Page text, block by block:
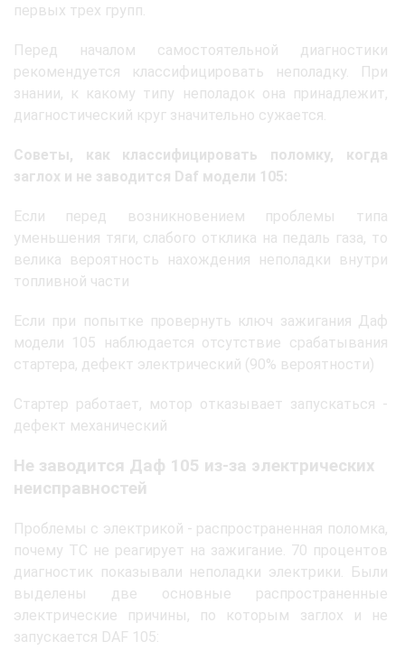
первых трех групп.
Перед началом самостоятельной диагностики
рекомендуется классифицировать неполадку. При
знании, к какому типу неполадок она принадлежит,
диагностический круг значительно сужается.
Советы, как классифицировать поломку, когда
заглох и не заводится Daf модели 105:
Если перед возникновением проблемы типа
уменьшения тяги, слабого отклика на педаль газа, то
велика вероятность нахождения неполадки внутри
топливной части
Если при попытке провернуть ключ зажигания Даф
модели 105 наблюдается отсутствие срабатывания
стартера, дефект электрический (90% вероятности)
Стартер работает, мотор отказывает запускаться -
дефект механический
Не заводится Даф 105 из-за электрических
неисправностей
Проблемы с электрикой - распространенная поломка,
почему ТС не реагирует на зажигание. 70 процентов
диагностик показывали неполадки электрики. Были
выделены две основные распространенные
электрические причины, по которым заглох и не
запускается DAF 105: